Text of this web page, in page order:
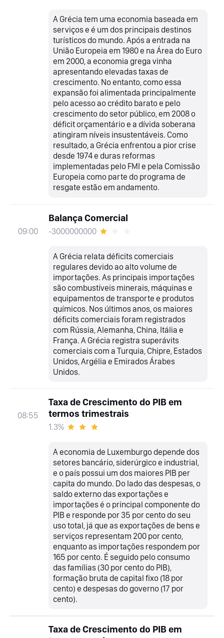
A Grécia tem uma economia baseada em
serviços e é um dos principais destinos
turísticos do mundo. Após a entrada na
União Europeia em 1980 e na Área do Euro
em 2000, a economia grega vinha
apresentando elevadas taxas de
crescimento. No entanto, como essa
expansão foi alimentada principalmente
pelo acesso ao crédito barato e pelo
crescimento do setor público, em 2008 o
déficit orçamentário e a dívida soberana
atingiram níveis insustentáveis. Como
resultado, a Grécia enfrentou a pior crise
desde 1974 e duras reformas
implementadas pelo FMI e pela Comissão
Europeia como parte do programa de
resgate estão em andamento.
09:00
Balança Comercial
-3000000000
A Grécia relata déficits comerciais
regulares devido ao alto volume de
importações. As principais importações
são combustíveis minerais, máquinas e
equipamentos de transporte e produtos
químicos. Nos últimos anos, os maiores
déficits comerciais foram registrados
com Rússia, Alemanha, China, Itália e
França. A Grécia registra superávits
comerciais com a Turquia, Chipre, Estados
Unidos, Argélia e Emirados Árabes
Unidos.
08:55
Taxa de Crescimento do PIB em
termos trimestrais
1.3%
A economia de Luxemburgo depende dos
setores bancário, siderúrgico e industrial,
e o país possui um dos maiores PIB per
capita do mundo. Do lado das despesas, o
saldo externo das exportações e
importações é o principal componente do
PIB e responde por 35 por cento do seu
uso total, já que as exportações de bens e
serviços representam 200 por cento,
enquanto as importações respondem por
165 por cento. É seguido pelo consumo
das famílias (30 por cento do PIB),
formação bruta de capital fixo (18 por
cento) e despesas do governo (17 por
cento).
Taxa de Crescimento do PIB em